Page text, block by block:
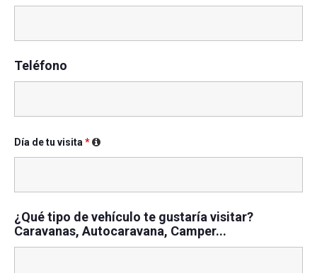
Teléfono
Día de tu visita *
¿Qué tipo de vehículo te gustaría visitar?
Caravanas, Autocaravana, Camper...